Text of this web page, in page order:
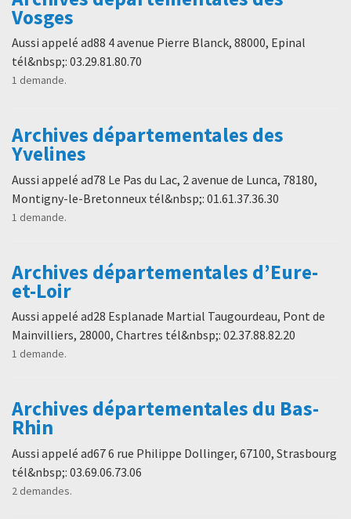
Vosges
Aussi appelé ad88 4 avenue Pierre Blanck, 88000, Epinal
tél&nbsp;: 03.29.81.80.70
1 demande.
Archives départementales des
Yvelines
Aussi appelé ad78 Le Pas du Lac, 2 avenue de Lunca, 78180,
Montigny-le-Bretonneux tél&nbsp;: 01.61.37.36.30
1 demande.
Archives départementales d’Eure-
et-Loir
Aussi appelé ad28 Esplanade Martial Taugourdeau, Pont de
Mainvilliers, 28000, Chartres tél&nbsp;: 02.37.88.82.20
1 demande.
Archives départementales du Bas-
Rhin
Aussi appelé ad67 6 rue Philippe Dollinger, 67100, Strasbourg
tél&nbsp;: 03.69.06.73.06
2 demandes.